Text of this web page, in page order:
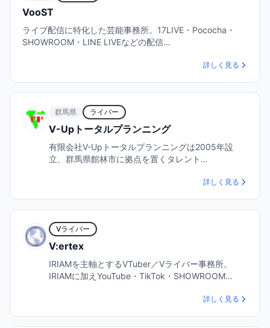
VooST
ライブ配信に特化した芸能事務所。17LIVE・Pococha・
SHOWROOM・LINE LIVEなどの配信…
詳しく見る
群馬県 ライバー
V-Upトータルプランニング
有限会社V-Upトータルプランニングは2005年設
立、群馬県館林市に拠点を置くタレント…
詳しく見る
Vライバー
V:ertex
IRIAMを主軸とするVTuber／Vライバー事務所。
IRIAMに加えYouTube・TikTok・SHOWROOM…
詳しく見る